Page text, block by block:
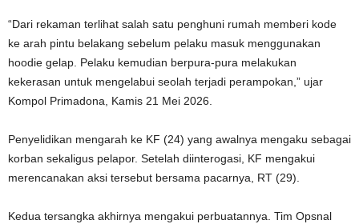
“Dari rekaman terlihat salah satu penghuni rumah memberi kode
ke arah pintu belakang sebelum pelaku masuk menggunakan
hoodie gelap. Pelaku kemudian berpura-pura melakukan
kekerasan untuk mengelabui seolah terjadi perampokan,” ujar
Kompol Primadona, Kamis 21 Mei 2026.
Penyelidikan mengarah ke KF (24) yang awalnya mengaku sebagai
korban sekaligus pelapor. Setelah diinterogasi, KF mengakui
merencanakan aksi tersebut bersama pacarnya, RT (29).
Kedua tersangka akhirnya mengakui perbuatannya. Tim Opsnal